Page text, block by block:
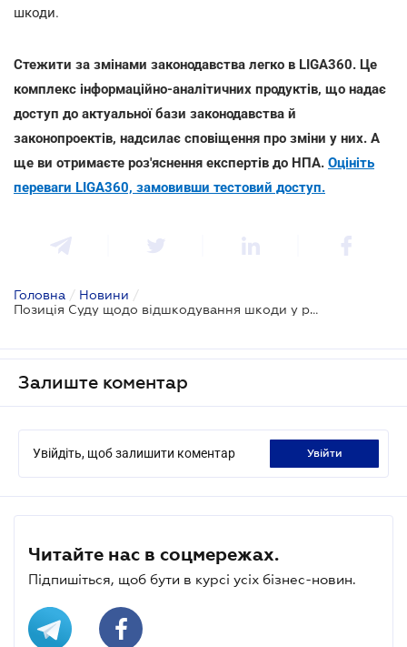
шкоди.
Стежити за змінами законодавства легко в LIGA360. Це
комплекс інформаційно-аналітичних продуктів, що надає
доступ до актуальної бази законодавства й
законопроектів, надсилає сповіщення про зміни у них. А
ще ви отримаєте роз'яснення експертів до НПА. Оцініть
переваги LIGA360, замовивши тестовий доступ.
Головна / Новини /
Позиція Суду щодо відшкодування шкоди у разі затоплення квартири
Залиште коментар
Увійдіть, щоб залишити коментар увійти
Читайте нас в соцмережах.
Підпишіться, щоб бути в курсі усіх бізнес-новин.